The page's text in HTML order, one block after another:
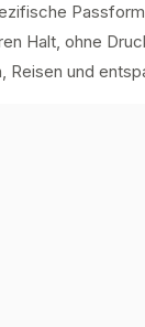
Halt, ohne
Reisen und